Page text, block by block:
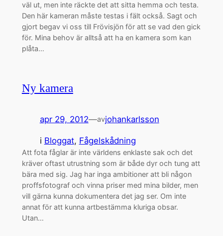
väl ut, men inte räckte det att sitta hemma och testa.
Den här kameran måste testas i fält också. Sagt och
gjort begav vi oss till Frövisjön för att se vad den gick
för. Mina behov är alltså att ha en kamera som kan
plåta…
Ny kamera
apr 29, 2012—avjohankarlsson
i Bloggat, Fågelskådning
Att fota fåglar är inte världens enklaste sak och det
kräver oftast utrustning som är både dyr och tung att
bära med sig. Jag har inga ambitioner att bli någon
proffsfotograf och vinna priser med mina bilder, men
vill gärna kunna dokumentera det jag ser. Om inte
annat för att kunna artbestämma kluriga obsar.
Utan…